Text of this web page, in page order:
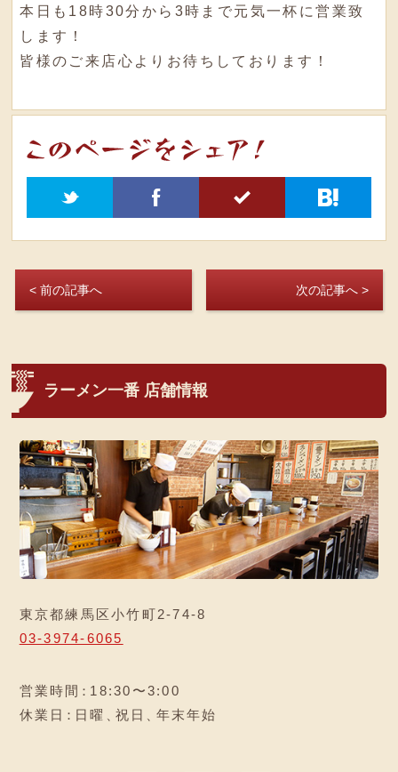
本日も18時30分から3時まで元気一杯に営業致
します！
皆様のご来店心よりお待ちしております！
t f 5 h
< 前の記事へ 次の記事へ >
ラーメン一番 店舗情報
東京都練馬区小竹町2-74-8
03-3974-6065
営業時間 ：18:30〜3:00
休業日 ：日曜 、祝日 、年末年始